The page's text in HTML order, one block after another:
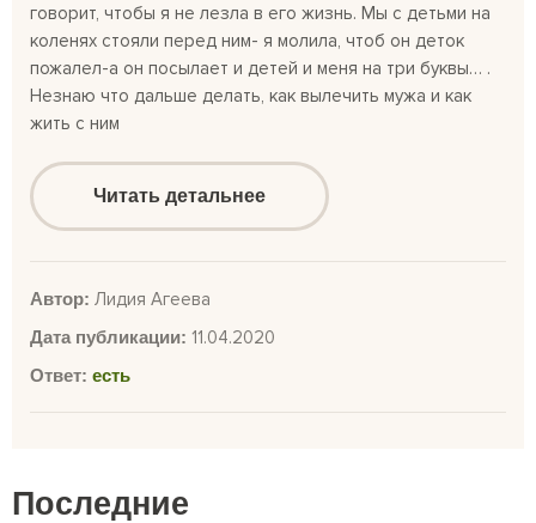
говорит, чтобы я не лезла в его жизнь. Мы с детьми на
коленях стояли перед ним- я молила, чтоб он деток
пожалел-а он посылает и детей и меня на три буквы… .
Незнаю что дальше делать, как вылечить мужа и как
жить с ним
Читать детальнее
Автор: Лидия Агеева
Дата публикации: 11.04.2020
Ответ: есть
Последние